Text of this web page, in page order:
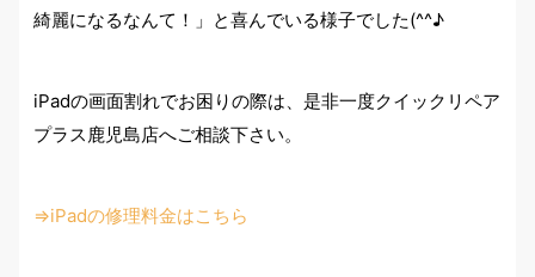
綺麗になるなんて！」と喜んでいる様子でした(^^♪
iPadの画面割れでお困りの際は、是非一度クイックリペア
プラス鹿児島店へご相談下さい。
⇒iPadの修理料金はこちら